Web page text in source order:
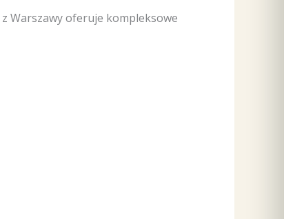
z Warszawy oferuje kompleksowe